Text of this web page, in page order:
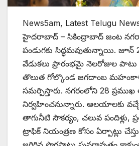
News5am, Latest Telugu
హైదరాబాద్ – సికింద్రాబాద్ జంట
పండుగకు సిద్ధమవుతున్నాయి.
వేడుకలు ప్రారంభమై నెలరోజుల
తొలుత గోల్కొండ జగదాంబ
సమర్పిస్తారు. నగరంలోని 28
నిర్వహించనున్నారు. ఆలయాలకు వచ్చే
తాగునీటి సౌకర్యం, చలువ పందిళ్లు,
ట్రాఫిక్ నియంత్రణ కోసం ఏర్పాట్లు